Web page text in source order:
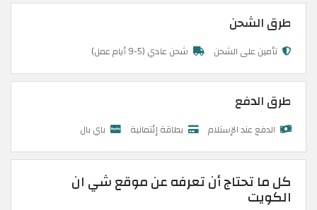
طرق الشحن
تأمين على الشحن شحن عادي (5-9 أيام عمل)
طرق الدفع
الدفع عند الإستلام بطاقة إئتمانية باي بال
كل ما تحتاج أن تعرفه عن موقع شي ان
الكويت